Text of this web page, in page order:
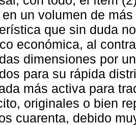
un volumen de
que sin duda
económica, al
dimensiones por
para su rápida
más activa para
originales o bien
cuarenta, debido